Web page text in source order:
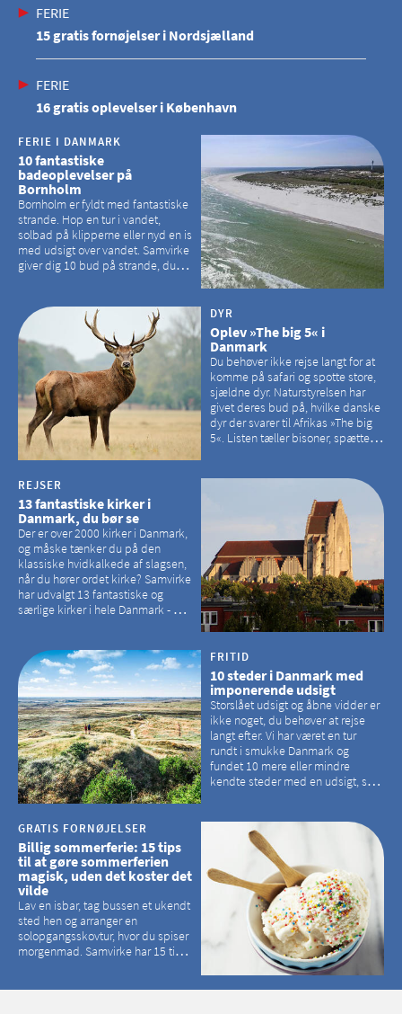
FERIE
15 gratis fornøjelser i Nordsjælland
FERIE
16 gratis oplevelser i København
FERIE I DANMARK
10 fantastiske
badeoplevelser på
Bornholm
Bornholm er fyldt med fantastiske
strande. Hop en tur i vandet,
solbad på klipperne eller nyd en is
med udsigt over vandet. Samvirke
giver dig 10 bud på strande, du
DYR
Oplev »The big 5« i
Danmark
Du behøver ikke rejse langt for at
komme på safari og spotte store,
sjældne dyr. Naturstyrelsen har
givet deres bud på, hvilke danske
dyr der svarer til Afrikas »The big
5«. Listen tæller bisoner, spættede
REJSER
13 fantastiske kirker i
Danmark, du bør se
Der er over 2000 kirker i Danmark,
og måske tænker du på den
klassiske hvidkalkede af slagsen,
når du hører ordet kirke? Samvirke
har udvalgt 13 fantastiske og
særlige kirker i hele Danmark - og
hvilke kirker, der er en omvej værd
FRITID
10 steder i Danmark med
imponerende udsigt
Storslået udsigt og åbne vidder er
ikke noget, du behøver at rejse
langt efter. Vi har været en tur
rundt i smukke Danmark og
fundet 10 mere eller mindre
kendte steder med en udsigt, som
GRATIS FORNØJELSER
Billig sommerferie: 15 tips
til at gøre sommerferien
magisk, uden det koster det
vilde
Lav en isbar, tag bussen et ukendt
sted hen og arranger en
solopgangsskovtur, hvor du spiser
morgenmad. Samvirke har 15 tips